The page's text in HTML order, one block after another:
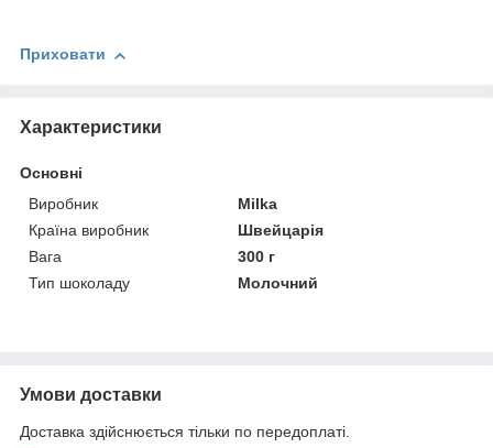
Приховати
Характеристики
Основні
Виробник
Milka
Країна виробник
Швейцарія
Вага
300 г
Тип шоколаду
Молочний
Умови доставки
Доставка здійснюється тільки по передоплаті.